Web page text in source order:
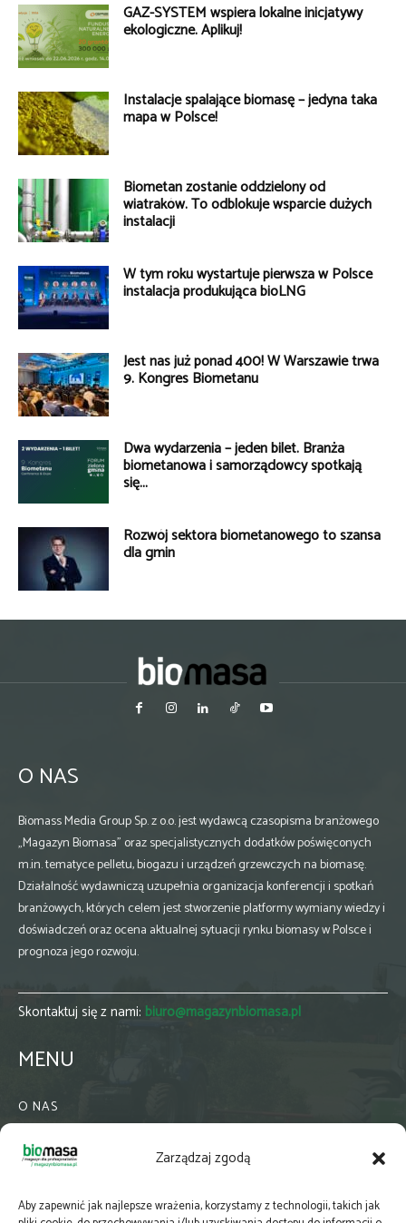
Zarządzaj zgodą
Aby zapewnić jak najlepsze wrażenia, korzystamy z technologii, takich jak
GAZ-SYSTEM wspiera lokalne inicjatywy
ekologiczne. Aplikuj!
Instalacje spalające biomasę – jedyna taka
mapa w Polsce!
Biometan zostanie oddzielony od
wiatraków. To odblokuje wsparcie dużych
instalacji
W tym roku wystartuje pierwsza w Polsce
instalacja produkująca bioLNG
Jest nas już ponad 400! W Warszawie trwa
9. Kongres Biometanu
Dwa wydarzenia – jeden bilet. Branża
biometanowa i samorządowcy spotkają
się...
Rozwój sektora biometanowego to szansa
dla gmin
O NAS
Biomass Media Group Sp. z o.o. jest wydawcą czasopisma branżowego
„Magazyn Biomasa” oraz specjalistycznych dodatków poświęconych
m.in. tematyce pelletu, biogazu i urządzeń grzewczych na biomasę.
Działalność wydawniczą uzupełnia organizacja konferencji i spotkań
branżowych, których celem jest stworzenie platformy wymiany wiedzy i
doświadczeń oraz ocena aktualnej sytuacji rynku biomasy w Polsce i
prognoza jego rozwoju.
Skontaktuj się z nami: biuro@magazynbiomasa.pl
MENU
O NAS
WSPÓŁPRACA
PRENUMERATA